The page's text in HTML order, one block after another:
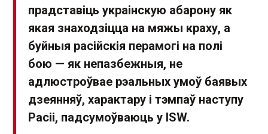
прадставіць украінскую абарону як
якая знаходзіцца на мяжы краху, а
буйныя расійскія перамогі на полі
бою — як непазбежныя, не
адлюстроўвае рэальных умоў баявых
дзеянняў, характару і тэмпаў наступу
Расіі, падсумоўваюць у ISW.